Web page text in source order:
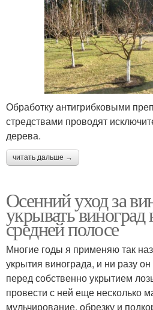
Обработку антигрибковыми
стредствами проводят
дерева.
читать дальше →
Осенний уход за
укрывать виноград
средней полосе
Многие годы я применяю так
укрытия винограда, и ни разу
перед собственно укрытием
провести с ней еще несколько
мульчирование, обрезку и